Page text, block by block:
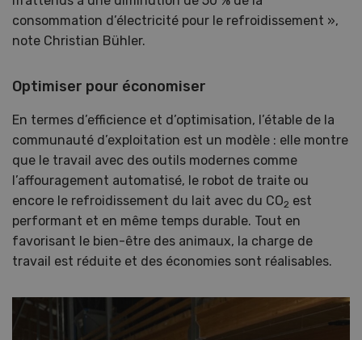
consommation d’électricité pour le refroidissement »,
note Christian Bühler.
Optimiser pour économiser
En termes d’efficience et d’optimisation, l’étable de la
communauté d’exploitation est un modèle : elle montre
que le travail avec des outils modernes comme
l’affouragement automatisé, le robot de traite ou
encore le refroidissement du lait avec du CO2 est
performant et en même temps durable. Tout en
favorisant le bien-être des animaux, la charge de
travail est réduite et des économies sont réalisables.